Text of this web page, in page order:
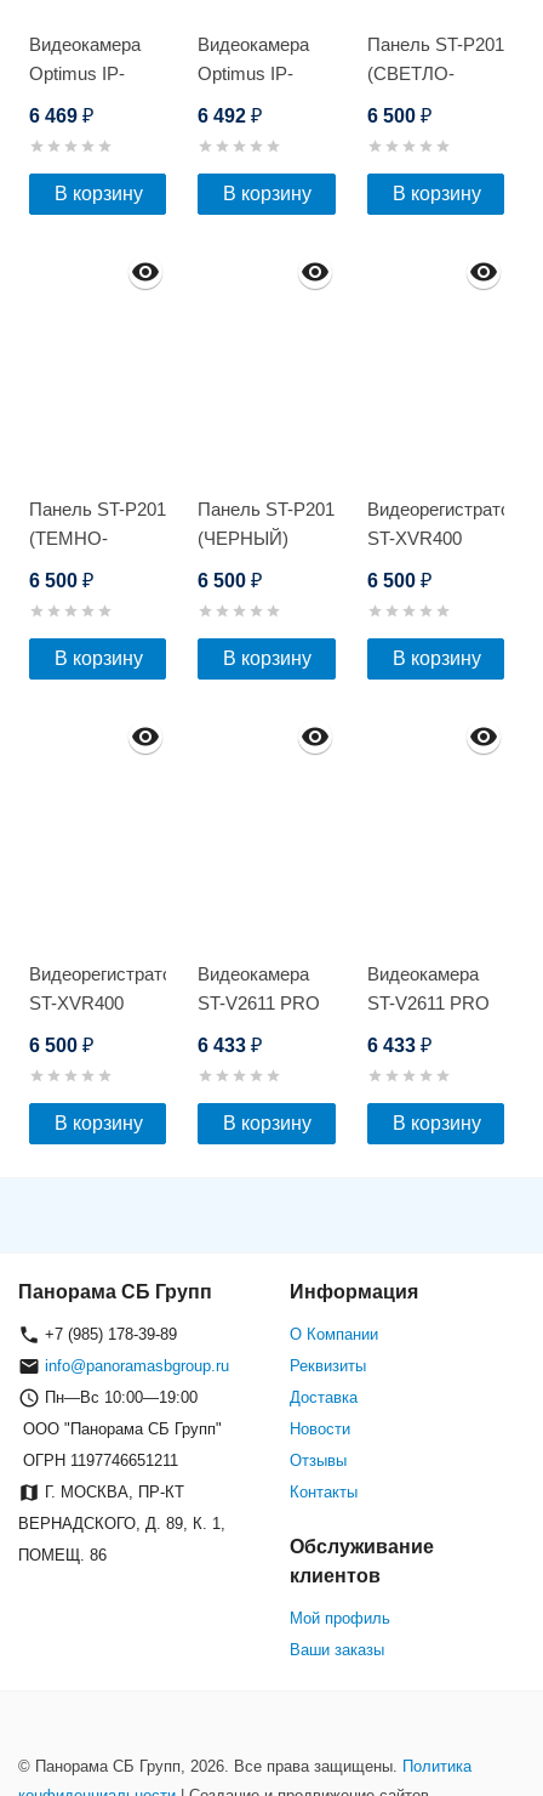
Видеокамера
Optimus IP-
6 469 ₽
В корзину
Видеокамера
Optimus IP-
6 492₽
В корзину
Панель ST-P201
(СВЕТЛО-
6 500 ₽
В корзину
Панель ST-P201
(ТЕМНО-
6 500 ₽
В корзину
Панель ST-P201
(ЧЕРНЫЙ)
6 500₽
В корзину
Видеорегистратор
ST-XVR400
6 500 ₽
В корзину
Видеорегистратор
ST-XVR400
6 500 ₽
В корзину
Видеокамера
ST-V2611 PRO
6 433₽
В корзину
Видеокамера
ST-V2611 PRO
6 433 ₽
В корзину
Панорама СБ Групп
+7 (985) 178-39-89
info@panoramasbgroup.ru
Пн—Вс 10:00—19:00
ООО "Панорама СБ Групп"
ОГРН 1197746651211
Г. МОСКВА, ПР-КТ
ВЕРНАДСКОГО, Д. 89, К. 1,
ПОМЕЩ. 86
Информация
О Компании
Реквизиты
Доставка
Новости
Отзывы
Контакты
Обслуживание
клиентов
Мой профиль
Ваши заказы
© Панорама СБ Групп, 2026. Все права защищены.
Политика